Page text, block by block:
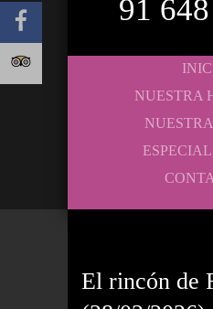
91
NUESTRA
El rincón de